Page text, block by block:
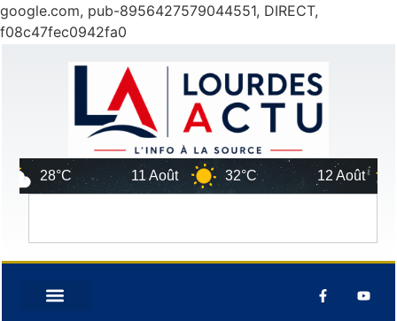
google.com, pub-8956427579044551, DIRECT,
f08c47fec0942fa0
28°C 11 Août 32°C 12 Août